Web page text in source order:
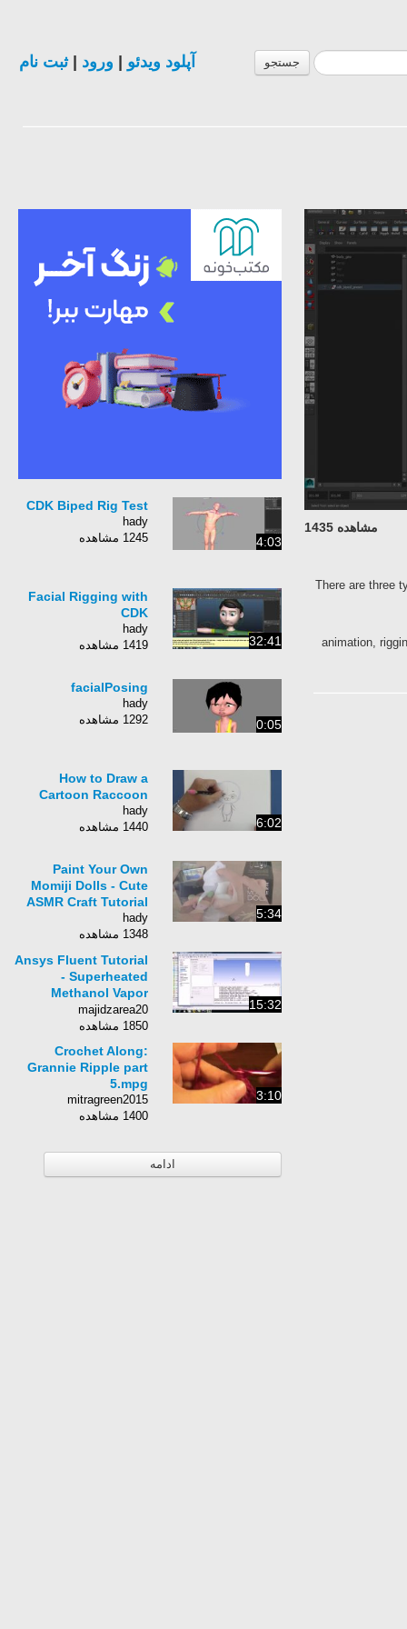
جستجو آپلود ویدئو ورود |ثبت نام
مشاهده 1435
There are three
animation,
4:03
CDK Biped Rig Test
hady
1245 مشاهده
32:41
Facial Rigging with
CDK
hady
1419 مشاهده
0:05
facialPosing
hady
1292 مشاهده
6:02
How to Draw a
Cartoon Raccoon
hady
1440 مشاهده
5:34
Paint Your Own
Momiji Dolls - Cute
ASMR Craft Tutorial
hady
1348 مشاهده
15:32
Ansys Fluent Tutorial
- Superheated
Methanol Vapor
Bubble Column
majidzarea20
1850 مشاهده
3:10
Crochet Along:
Grannie Ripple part
5.mpg
mitragreen2015
1400 مشاهده
ادامه